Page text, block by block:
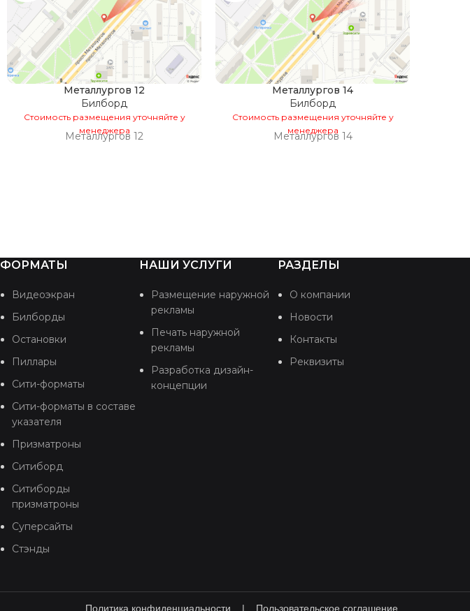
Металлургов 12
Билборд
Стоимость размещения уточняйте у
менеджера
Металлургов 12
Металлургов 14
Билборд
Стоимость размещения уточняйте у
менеджера
Металлургов 14
ФОРМАТЫ
Видеоэкран
Билборды
Остановки
Пиллары
Сити-форматы
Сити-форматы в составе
указателя
Призматроны
Ситиборд
Ситиборды
призматроны
Суперсайты
Стэнды
НАШИ УСЛУГИ
Размещение наружной
рекламы
Печать наружной
рекламы
Разработка дизайн-
концепции
РАЗДЕЛЫ
О компании
Новости
Контакты
Реквизиты
Политика конфиденциальности | Пользовательское соглашение